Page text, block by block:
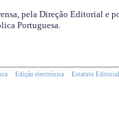
pela Direção Editorial e
Portuguesa.
Edição electrónica Estatuto Editorial